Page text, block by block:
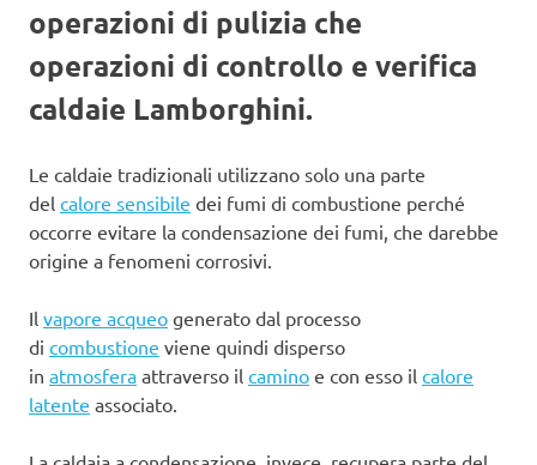
operazioni di pulizia che
operazioni di controllo e verifica
caldaie Lamborghini.
Le caldaie tradizionali utilizzano solo una parte
del calore sensibile dei fumi di combustione perché
occorre evitare la condensazione dei fumi, che darebbe
origine a fenomeni corrosivi.
Il vapore acqueo generato dal processo
di combustione viene quindi disperso
in atmosfera attraverso il camino e con esso il calore
latente associato.